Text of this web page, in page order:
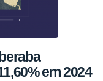
em 2024